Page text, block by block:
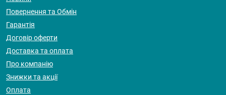
Повернення та Обмін
Гарантія
Договір оферти
Доставка та оплата
Про компанію
Знижки та акції
Оплата